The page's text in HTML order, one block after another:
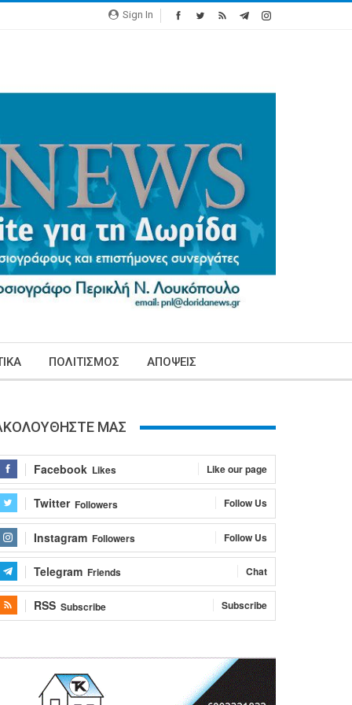
Sign In
ΠΟΛΙΤΙΣΜΟΣ ΑΠΟΨΕΙΣ
ΜΑΣ
Facebook Likes Like our page
Twitter Followers Follow Us
Instagram Followers Follow Us
Telegram Friends Chat
RSS Subscribe Subscribe